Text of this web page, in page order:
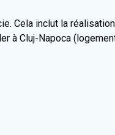
Cela inclut la
à Cluj-Napoca